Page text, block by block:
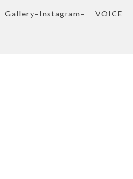
Gallery–Instagram– VOICE